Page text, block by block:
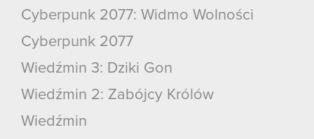
Cyberpunk 2077: Widmo Wolności
Cyberpunk 2077
Wiedźmin 3: Dziki Gon
Wiedźmin 2: Zabójcy Królów
Wiedźmin